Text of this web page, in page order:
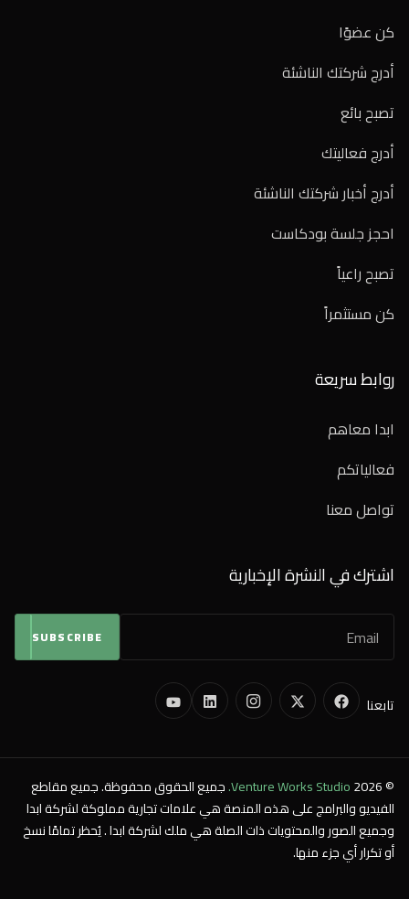
كن عضوًا
أدرج شركتك الناشئة
تصبح بائع
أدرج فعاليتك
أدرج أخبار شركتك الناشئة
احجز جلسة بودكاست
تصبح راعياً
كن مستثمراً
روابط سريعة
ابدا معاهم
فعالياتكم
تواصل معنا
اشترك في النشرة الإخبارية
SUBSCRIBE
تابعنا
© 2026
Venture Works Studio. جميع الحقوق محفوظة. جميع مقاطع
الفيديو والبرامج على هذه المنصة هي علامات تجارية مملوكة لشركة ابدا
وجميع الصور والمحتويات ذات الصلة هي ملك لشركة ابدا . يُحظر تمامًا نسخ
أو تكرار أي جزء منها.